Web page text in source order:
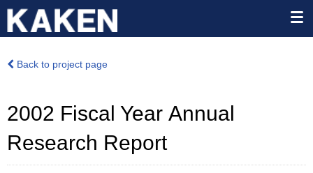
Back to project page
2002 Fiscal Year Annual
Research Report